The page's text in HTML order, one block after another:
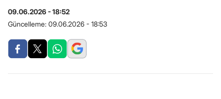
09.06.2026 - 18:52
Güncelleme: 09.06.2026 - 18:53